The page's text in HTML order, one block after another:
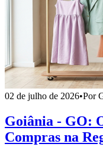
02 de julho de 2026•Por
Goiânia - GO:
Compras na